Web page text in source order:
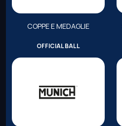
COPPE E MEDAGLIE
OFFICIAL BALL